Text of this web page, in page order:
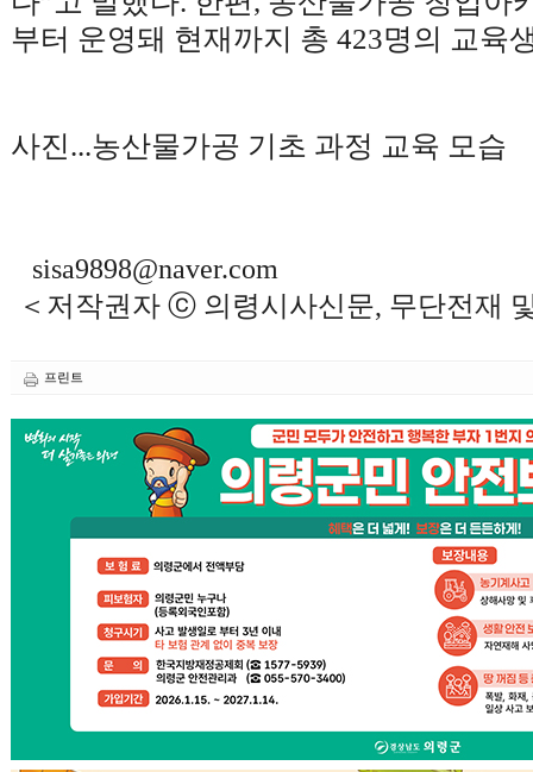
부터 운영돼 현재까지 총 423명의 교육
사진...농산물가공 기초 과정 교육 모습
sisa9898@naver.com
＜저작권자 ⓒ 의령시사신문, 무단전재
프린트